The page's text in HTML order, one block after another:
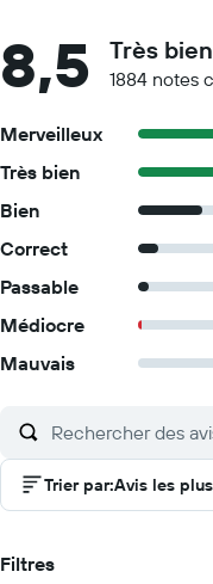
8,5 Très bien
1884 notes
Merveilleux
Très bien
Bien
Correct
Passable
Médiocre
Mauvais
Trier par:Avis les
Filtres